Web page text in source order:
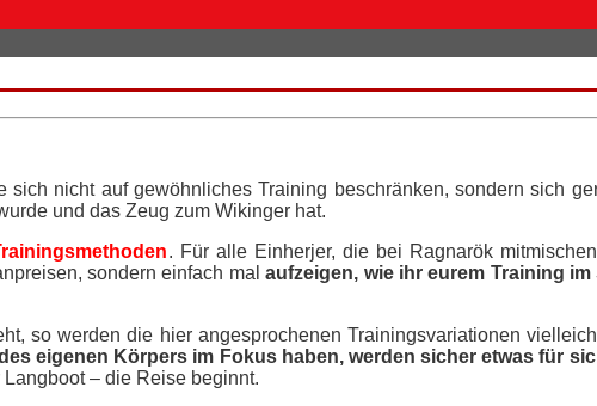
sich nicht auf gewöhnlichesTraining beschränken, sondern sich
und das Zeug zum Wikinger hat.
. Für alle Einherjer, die bei Ragnarök
sondern einfach mal aufzeigen, wie ihr eurem Training im
so werden die hier angesprochenen Trainingsvariationen
eigenen Körpers im Fokus haben, werden sicher etwas für
– die Reise beginnt.